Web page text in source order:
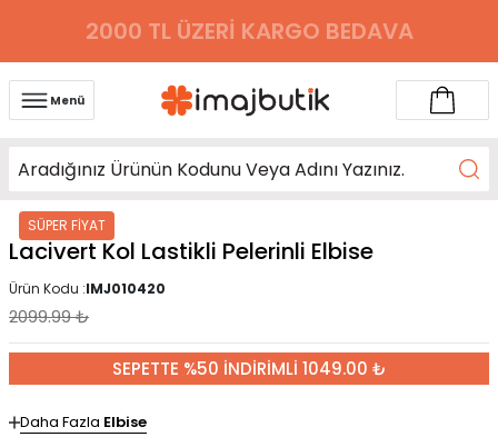
2000 TL ÜZERİ KARGO BEDAVA
Menü
SÜPER FİYAT
Lacivert Kol Lastikli Pelerinli Elbise
Ürün Kodu :IMJ010420
2099.99₺
SEPETTE %50 İNDİRİMLİ 1049.00 ₺
Daha Fazla Elbise